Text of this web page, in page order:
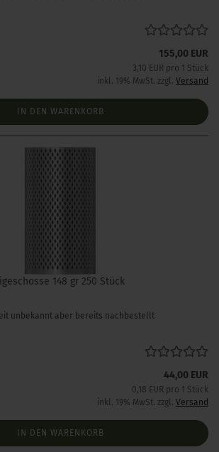
155,00 EUR
3,10 EUR pro 1 Stück
inkl. 19% MwSt. zzgl. Versand
IN DEN WARENKORB
148 gr 250 Stück
unbekannt aber bereits nachbestellt
44,00 EUR
0,18 EUR pro 1 Stück
inkl. 19% MwSt. zzgl. Versand
IN DEN WARENKORB